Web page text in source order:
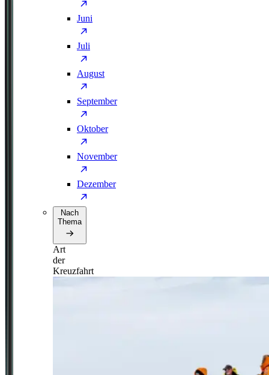
Juni
Juli
August
September
Oktober
November
Dezember
Nach
Thema
Art
der
Kreuzfahrt